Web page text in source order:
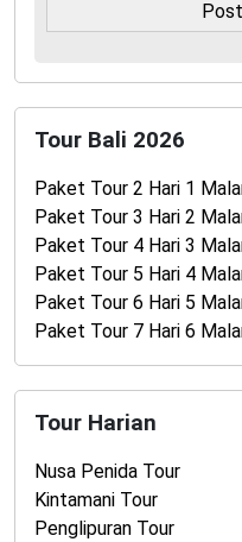
Tour Bali 2026
Paket Tour 2 Hari 1
Paket Tour 3 Hari 2
Paket Tour 4 Hari 3
Paket Tour 5 Hari 4
Paket Tour 6 Hari 5
Paket Tour 7 Hari 6
Tour Harian
Nusa Penida Tour
Kintamani Tour
Penglipuran Tour